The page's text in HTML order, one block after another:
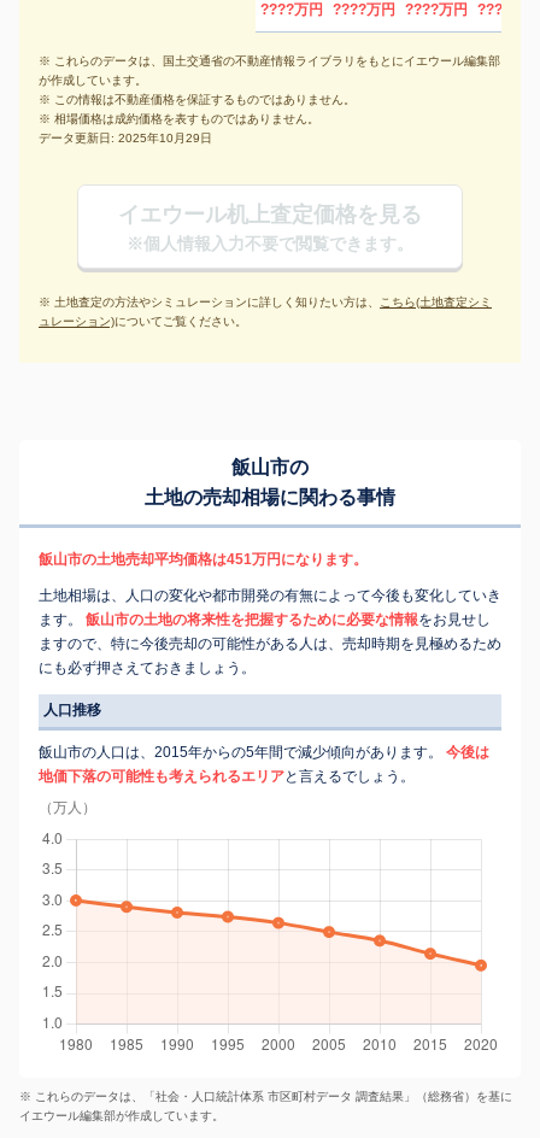
????万円 ????万円 ????万円 ????万円
※ これらのデータは、国土交通省の不動産情報ライブラリをもとにイエウール編集部
が作成しています。
※ この情報は不動産価格を保証するものではありません。
※ 相場価格は成約価格を表すものではありません。
データ更新日: 2025年10月29日
イエウール机上査定価格を見る
※個人情報入力不要で閲覧できます。
※ 土地査定の方法やシミュレーションに詳しく知りたい方は、 こちら(土地査定シミ
ュレーション)についてご覧ください。
飯山市の
土地の売却相場に関わる事情
飯山市の土地売却平均価格は451万円になります。
土地相場は、人口の変化や都市開発の有無によって今後も変化していき
ます。
飯山市の土地の将来性を把握するために必要な情報をお見せし
ますので、特に今後売却の可能性がある人は、売却時期を見極めるため
にも必ず押さえておきましょう。
人口推移
飯山市の人口は、2015年からの5年間で減少傾向があります。
今後は
地価下落の可能性も考えられるエリアと言えるでしょう。
（万人）
※ これらのデータは、「社会・人口統計体系 市区町村データ 調査結果」（総務省）を基に
イエウール編集部が作成しています。